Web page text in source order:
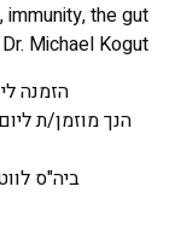
the gut
Michael Kogut
הזמנה
ביה"ס